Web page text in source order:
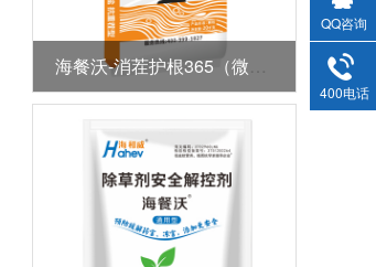
海餐沃-消茬护根365（微生物菌剂）
QQ咨询
400电话